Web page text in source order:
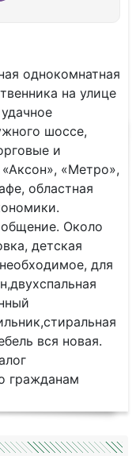
однокoмнатнaя
на улице
шосce,
и
«Метpо»,
областная
Около
детская
для
вся новая.
гражданам